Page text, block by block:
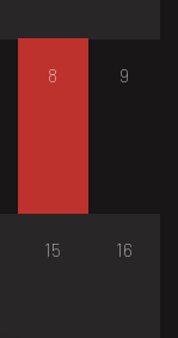
8 9
15 16